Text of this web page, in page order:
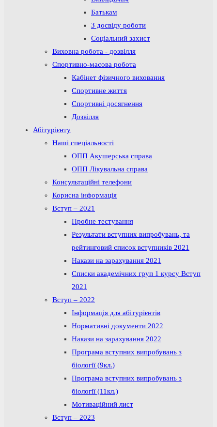
Батькам
З досвіду роботи
Соціальний захист
Виховна робота - дозвілля
Спортивно-масова робота
Кабінет фізичного виховання
Спортивне життя
Спортивні досягнення
Дозвілля
Абітурієнту
Наші спеціальності
ОПП Акушерська справа
ОПП Лікувальна справа
Консультаційні телефони
Корисна інформація
Вступ – 2021
Пробне тестування
Результати вступних випробувань, та
рейтинговий список вступників 2021
Накази на зарахування 2021
Списки академічних груп 1 курсу Вступ
2021
Вступ – 2022
Інформація для абітурієнтів
Нормативні документи 2022
Накази на зарахування 2022
Програма вступних випробувань з
біології (9кл.)
Програма вступних випробувань з
біології (11кл.)
Мотиваційний лист
Вступ – 2023